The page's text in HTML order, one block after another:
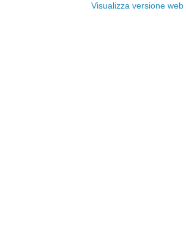
Visualizza versione web